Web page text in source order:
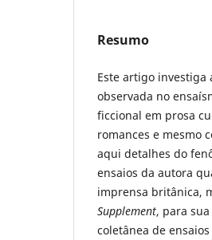
Resumo
Este artigo investiga
observada no
ficcional em prosa
romances e mesmo
aqui detalhes do
ensaios da autora
imprensa britânica,
Supplement, para
coletânea de ensaios